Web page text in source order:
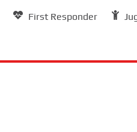
First Responder